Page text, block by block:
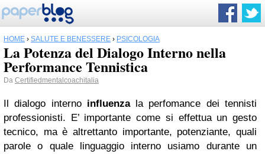
HOME › SALUTE E BENESSERE › PSICOLOGIA
La Potenza del Dialogo Interno nella
Performance Tennistica
Da Certifiedmentalcoachitalia
Il dialogo interno influenzala perfomance dei tennisti
professionisti. E’ importante come si effettua un gesto
tecnico, ma è altrettanto importante, potenziante, quali
parole o quale linguaggio interno usiamo durante un